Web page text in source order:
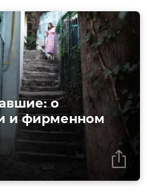
о
и фирменном